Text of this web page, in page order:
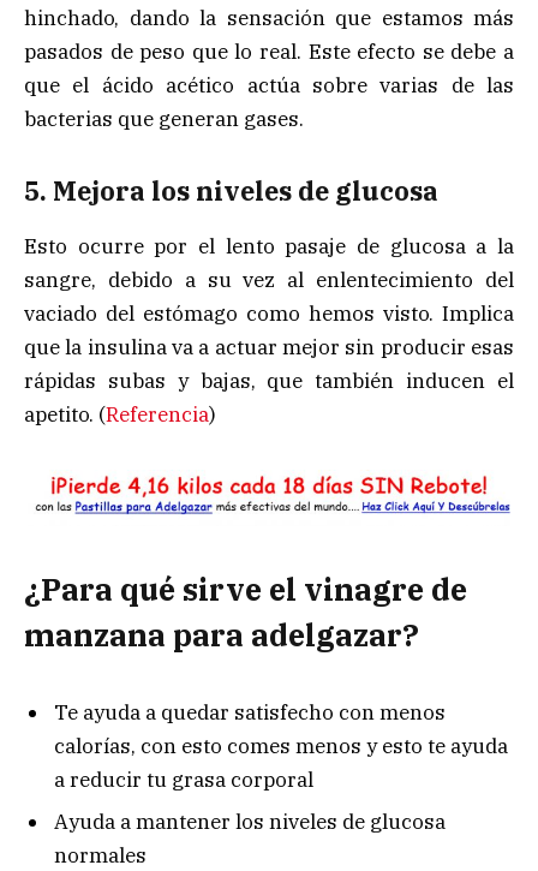
hinchado, dando la sensación que estamos más
pasados de peso que lo real. Este efecto se debe a
que el ácido acético actúa sobre varias de las
bacterias que generan gases.
5. Mejora los niveles de glucosa
Esto ocurre por el lento pasaje de glucosa a la
sangre, debido a su vez al enlentecimiento del
vaciado del estómago como hemos visto. Implica
que la insulina va a actuar mejor sin producir esas
rápidas subas y bajas, que también inducen el
apetito. (Referencia)
¿Para qué sirve el vinagre de
manzana para adelgazar?
Te ayuda a quedar satisfecho con menos
calorías, con esto comes menos y esto te ayuda
a reducir tu grasa corporal
Ayuda a mantener los niveles de glucosa
normales